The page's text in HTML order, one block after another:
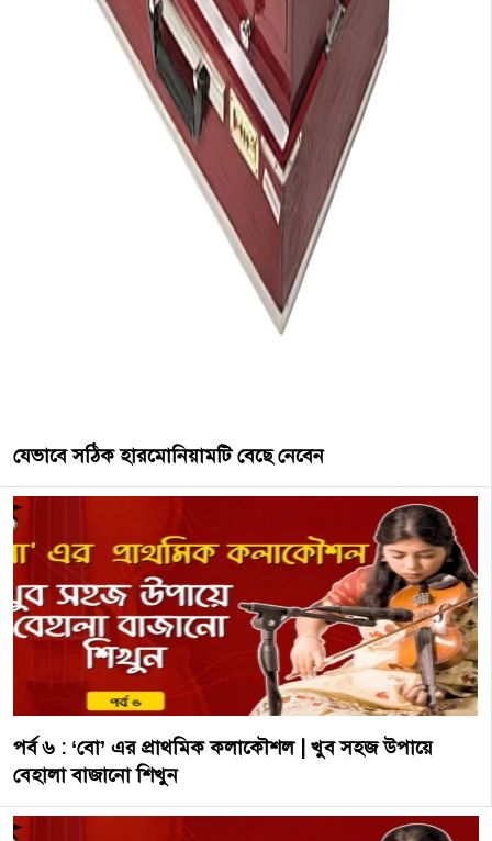
যেভাবে সঠিক হারমোনিয়ামটি বেছে নেবেন
পর্ব ৬ : ‘বো’ এর প্রাথমিক কলাকৌশল | খুব সহজ উপায়ে
বেহালা বাজানো শিখুন